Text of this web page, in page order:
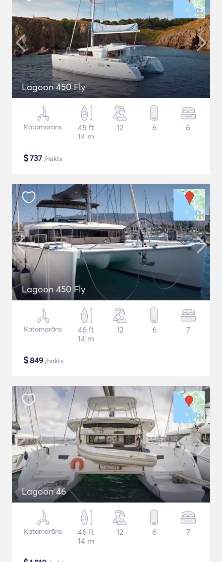
Lagoon 450 Fly
Katamarāns
45 ft
14 m
12 6 6
$737 /nakts
Lagoon 450 Fly
Katamarāns
46 ft
14 m
12 6 7
$849 /nakts
Lagoon 46
Katamarāns
46 ft
14 m
12 6 7